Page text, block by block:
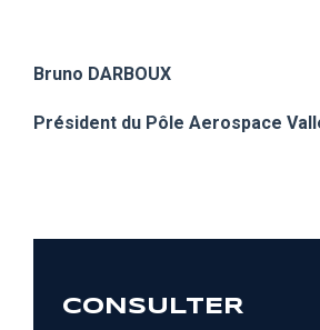
Bruno DARBOUX
Président du Pôle Aerospace
CONSULTER